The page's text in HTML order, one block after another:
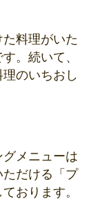
料理がいた
。続いて、
のいちおし
メニューは
だける「プ
おります。